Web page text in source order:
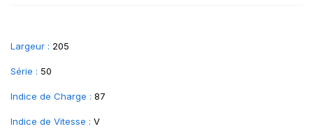
Largeur : 205
Série : 50
Indice de Charge : 87
Indice de Vitesse : V